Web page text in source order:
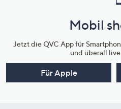
Mobil
Jetzt die QVC App für
und überall
Für Apple